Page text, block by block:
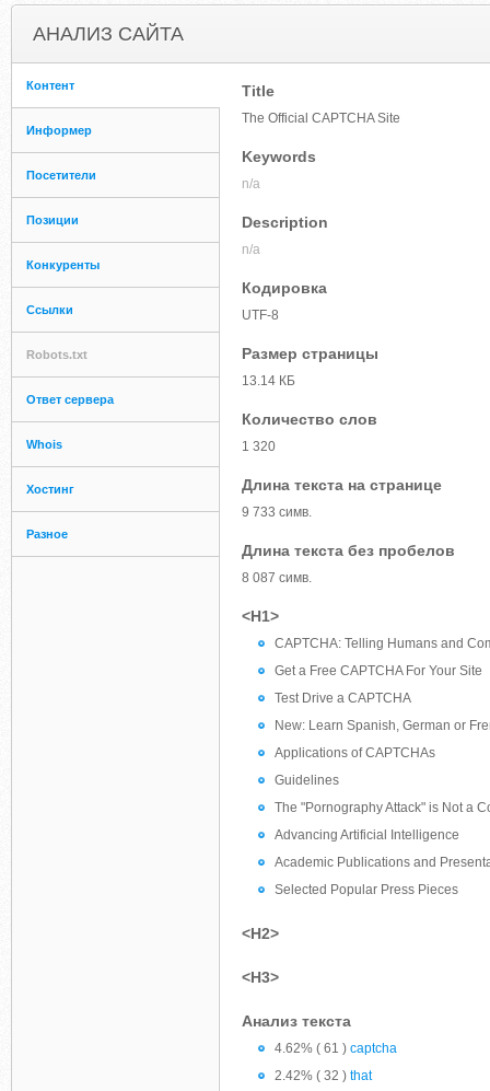
АНАЛИЗ САЙТА
Контент
Информер
Посетители
Позиции
Конкуренты
Ссылки
Robots.txt
Ответ сервера
Whois
Хостинг
Разное
Title
The Official CAPTCHA Site
Keywords
n/a
Description
n/a
Кодировка
UTF-8
Размер страницы
13.14 КБ
Количество слов
1 320
Длина текста на странице
9 733 симв.
Длина текста без пробелов
8 087 симв.
<H1>
CAPTCHA: Telling Humans and
Get a Free CAPTCHA For Your Site
Test Drive a CAPTCHA
New: Learn Spanish, German or
Applications of CAPTCHAs
Guidelines
The "Pornography Attack" is Not a
Advancing Artificial Intelligence
Academic Publications and
Selected Popular Press Pieces
<H2>
<H3>
Анализ текста
4.62% ( 61 ) captcha
2.42% ( 32 ) that